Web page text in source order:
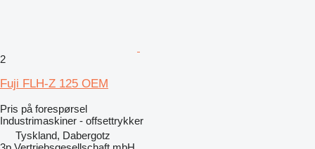
2
Fuji FLH-Z 125 OEM
Pris på forespørsel
Industrimaskiner - offsettrykker
Tyskland, Dabergotz